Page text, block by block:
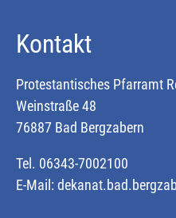
Kontakt
Protestantisches Pfarramt
Weinstraße 48
76887 Bad Bergzabern
Tel. 06343-7002100
E-Mail: